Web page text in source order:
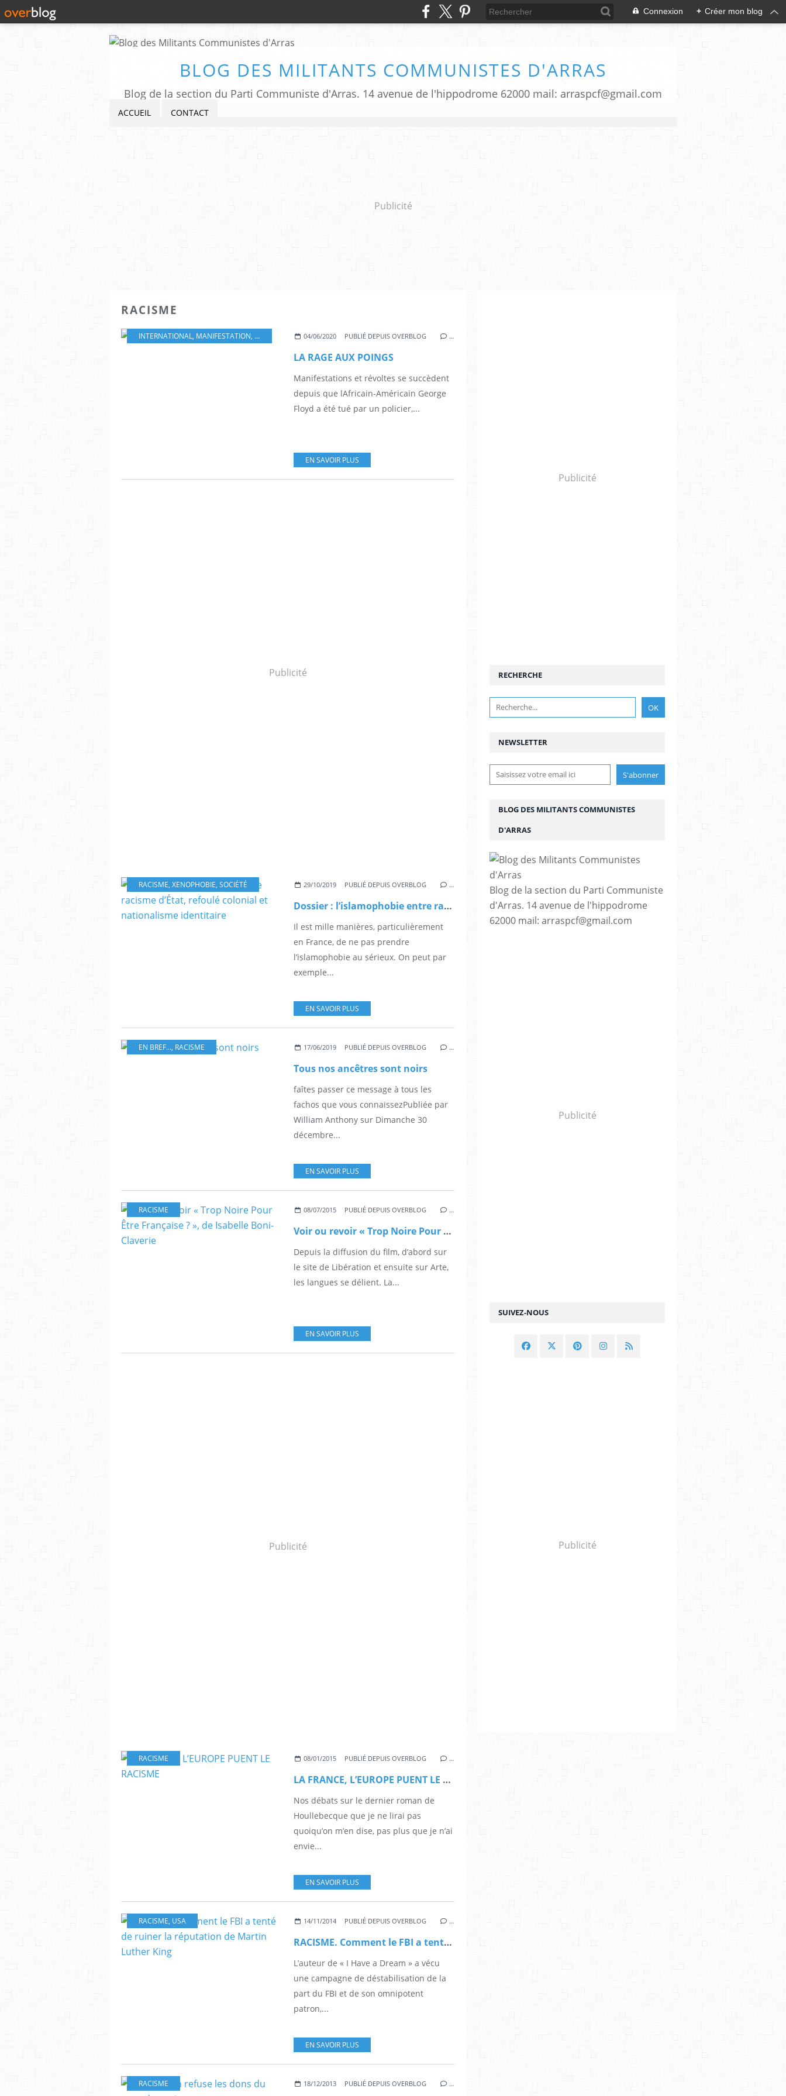
Connexion + Créer mon blog
BLOG DES MILITANTS COMMUNISTES D'ARRAS
Blog de la section du Parti Communiste d'Arras. 14 avenue de l'hippodrome 62000 mail: arraspcf@gmail.com
ACCUEIL CONTACT
Publicité
RACISME
INTERNATIONAL, MANIFESTATION, RACISME 04/06/2020 PUBLIÉ DEPUIS OVERBLOG …
LA RAGE AUX POINGS
Manifestations et révoltes se succèdent
depuis que lAfricain-Américain George
Floyd a été tué par un policier,...
EN SAVOIR PLUS
Publicité
RACISME, XENOPHOBIE, SOCIÉTÉ 29/10/2019 PUBLIÉ DEPUIS OVERBLOG …
Dossier : l’islamophobie entre racisme d’État, refoulé colonial et nationalisme identitaire
Il est mille manières, particulièrement
en France, de ne pas prendre
l’islamophobie au sérieux. On peut par
exemple...
EN SAVOIR PLUS
EN BREF..., RACISME 17/06/2019 PUBLIÉ DEPUIS OVERBLOG …
Tous nos ancêtres sont noirs
faîtes passer ce message à tous les
fachos que vous connaissezPubliée par
William Anthony sur Dimanche 30
décembre...
EN SAVOIR PLUS
RACISME 08/07/2015 PUBLIÉ DEPUIS OVERBLOG …
Voir ou revoir « Trop Noire Pour Être Française ? », de Isabelle Boni-Claverie
Depuis la diffusion du film, d’abord sur
le site de Libération et ensuite sur Arte,
les langues se délient. La...
EN SAVOIR PLUS
Publicité
RACISME 08/01/2015 PUBLIÉ DEPUIS OVERBLOG …
LA FRANCE, L’EUROPE PUENT LE RACISME
Nos débats sur le dernier roman de
Houllebecque que je ne lirai pas
quoiqu’on m’en dise, pas plus que je n’ai
envie...
EN SAVOIR PLUS
RACISME, USA 14/11/2014 PUBLIÉ DEPUIS OVERBLOG …
RACISME. Comment le FBI a tenté de ruiner la réputation de Martin Luther King
L’auteur de « I Have a Dream » a vécu
une campagne de déstabilisation de la
part du FBI et de son omnipotent
patron,...
EN SAVOIR PLUS
RACISME 18/12/2013 PUBLIÉ DEPUIS OVERBLOG …
Publicité
NEWSLETTER
SUIVEZ-NOUS
RECHERCHE
BLOG DES MILITANTS COMMUNISTES
D'ARRAS
Blog de la section du Parti Communiste
d'Arras. 14 avenue de l'hippodrome
62000 mail: arraspcf@gmail.com
Publicité
Publicité